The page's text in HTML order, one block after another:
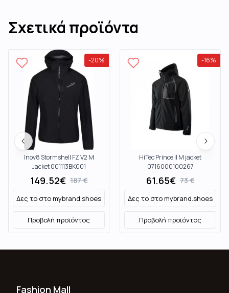
Σχετικά προϊόντα
-20%
Inov8 Stormshell FZ V2 M
Jacket 001113BK001
149.52€ 187€
Δες το στοmybrand.shoes
Προβολή προϊόντος
-16%
HiTec Prince II M jacket
0716000100267
61.65€ 73€
Δες το στοmybrand.shoes
Προβολή προϊόντος
Fashion Mall